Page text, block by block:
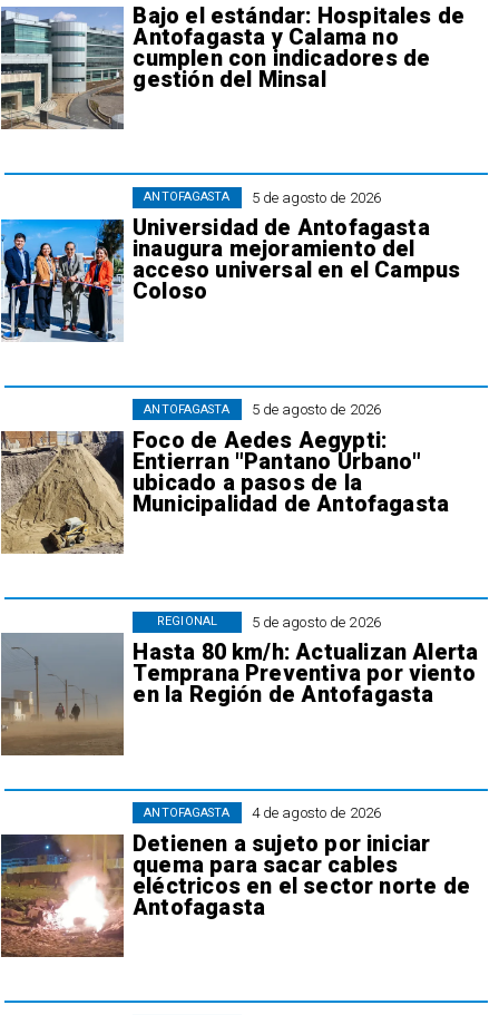
Bajo el estándar: Hospitales de
Antofagasta y Calama no
cumplen con indicadores de
gestión del Minsal
5 de agosto de 2026
Universidad de Antofagasta
inaugura mejoramiento del
acceso universal en el Campus
Coloso
ANTOFAGASTA
5 de agosto de 2026
Foco de Aedes Aegypti:
Entierran "Pantano Urbano"
ubicado a pasos de la
Municipalidad de Antofagasta
ANTOFAGASTA
5 de agosto de 2026
Hasta 80 km/h: Actualizan Alerta
Temprana Preventiva por viento
en la Región de Antofagasta
REGIONAL
4 de agosto de 2026
Detienen a sujeto por iniciar
quema para sacar cables
eléctricos en el sector norte de
Antofagasta
ANTOFAGASTA